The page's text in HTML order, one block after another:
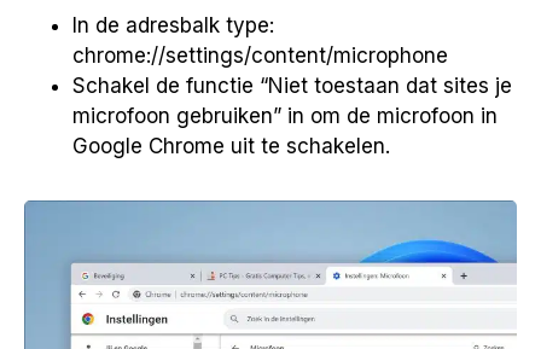
In de adresbalk type:
chrome://settings/content/microphone
Schakel de functie “Niet toestaan dat sites je
microfoon gebruiken” in om de microfoon in
Google Chrome uit te schakelen.